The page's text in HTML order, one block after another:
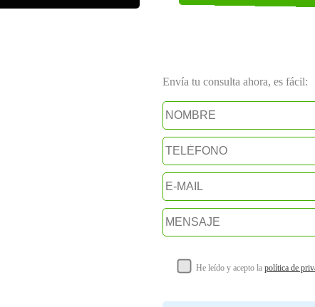
Envía tu consulta ahora, es fácil:
He leído y acepto la política de